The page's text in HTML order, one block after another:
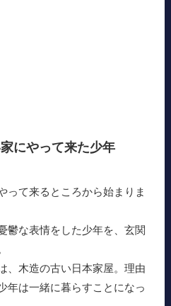
にやって来た少年
って来るところから始まりま
鬱な表情をした少年を、玄関
、木造の古い日本家屋。理由
年は一緒に暮らすことになっ